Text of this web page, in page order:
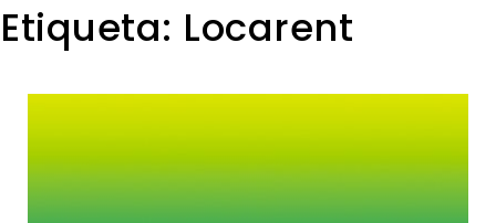
Etiqueta: Locarent